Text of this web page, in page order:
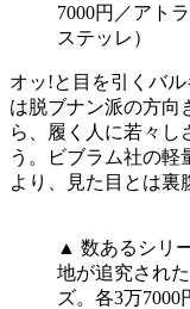
7000円／アト
ステッレ）
オッ!と目を引くバ
は脱ブナン派の方向
ら、履く人に若々し
う。ビブラム社の軽
より、見た目とは裏
▲ 数あるシリ
地が追究され
ズ。各3万